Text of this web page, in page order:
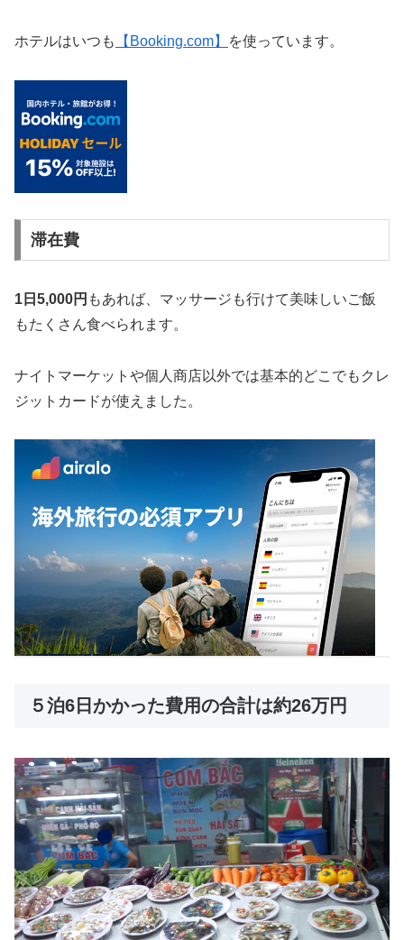
ホテルはいつも 【Booking.com】 を使っています。
滞在費
1日5,000円 もあれば、マッサージも行けて美味しいご飯
もたくさん食べられます。
ナイトマーケットや個人商店以外では基本的どこでもクレ
ジットカードが使えました。
５泊6日かかった費用の合計は約26万円